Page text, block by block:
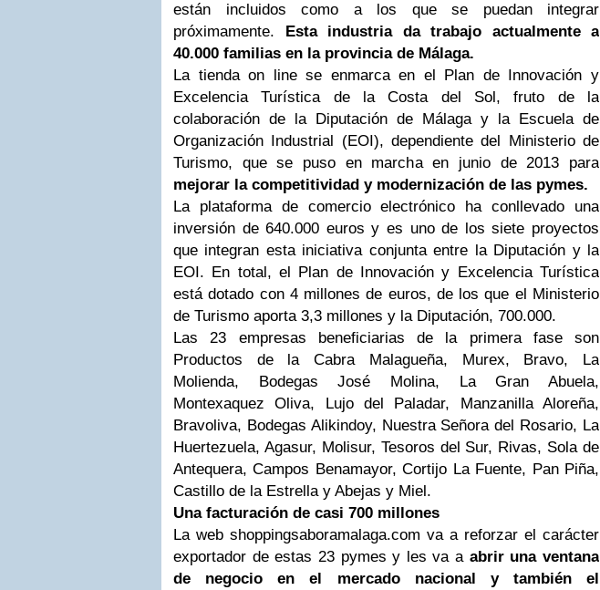
están incluidos como a los que se puedan integrar
próximamente. Esta industria da trabajo actualmente a
40.000 familias en la provincia de Málaga.
La tienda on line se enmarca en el Plan de Innovación y
Excelencia Turística de la Costa del Sol, fruto de la
colaboración de la Diputación de Málaga y la Escuela de
Organización Industrial (EOI), dependiente del Ministerio de
Turismo, que se puso en marcha en junio de 2013 para
mejorar la competitividad y modernización de las pymes.
La plataforma de comercio electrónico ha conllevado una
inversión de 640.000 euros y es uno de los siete proyectos
que integran esta iniciativa conjunta entre la Diputación y la
EOI. En total, el Plan de Innovación y Excelencia Turística
está dotado con 4 millones de euros, de los que el Ministerio
de Turismo aporta 3,3 millones y la Diputación, 700.000.
Las 23 empresas beneficiarias de la primera fase son
Productos de la Cabra Malagueña, Murex, Bravo, La
Molienda, Bodegas José Molina, La Gran Abuela,
Montexaquez Oliva, Lujo del Paladar, Manzanilla Aloreña,
Bravoliva, Bodegas Alikindoy, Nuestra Señora del Rosario, La
Huertezuela, Agasur, Molisur, Tesoros del Sur, Rivas, Sola de
Antequera, Campos Benamayor, Cortijo La Fuente, Pan Piña,
Castillo de la Estrella y Abejas y Miel.
Una facturación de casi 700 millones
La web shoppingsaboramalaga.com va a reforzar el carácter
exportador de estas 23 pymes y les va a abrir una ventana
de negocio en el mercado nacional y también el